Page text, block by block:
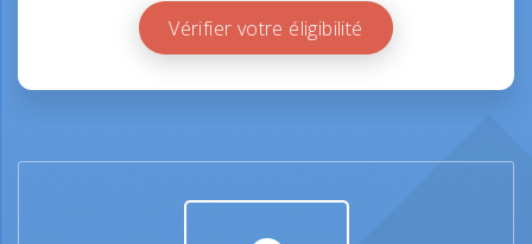
Vérifier votre éligibilité